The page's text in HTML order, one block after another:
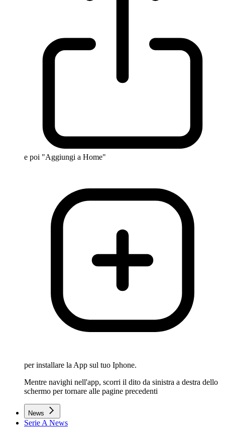
e poi "Aggiungi a Home"
per installare la App sul tuo Iphone.
Mentre navighi nell'app, scorri il dito da sinistra a destra dello
schermo per tornare alle pagine precedenti
News
Serie A News